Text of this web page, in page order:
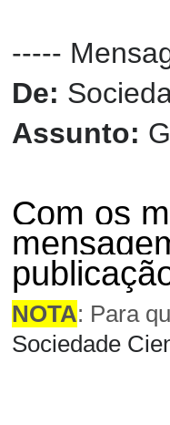
-----
De:
Assunto:
Com os
NOTA: Para
Sociedade